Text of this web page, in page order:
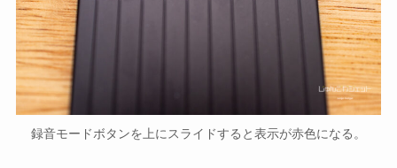
録音モードボタンを上にスライドすると表示が赤色になる。